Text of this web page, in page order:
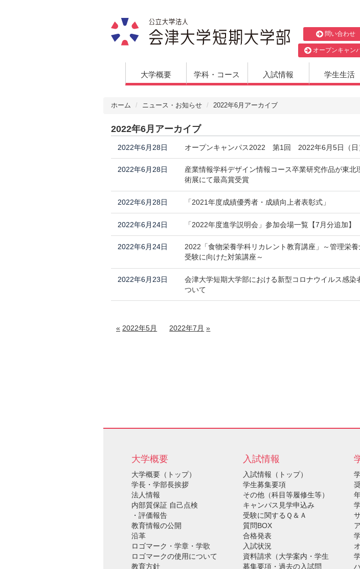
オープンキャン
問い合わせ
大学概要 学科・コース 入試情報 学生生活
ホーム ニュース・お知らせ 2022年6月アーカイブ
2022年6月アーカイブ
2022年6月28日 オープンキャンパス2022 第1回 2022年6月5日（日
2022年6月28日
産業情報学科デザイン情報コース卒業研究作品が東北
術展にて最高賞受賞
2022年6月28日 「2021年度成績優秀者・成績向上者表彰式」
2022年6月24日 「2022年度進学説明会」参加会場一覧【7月分追加】
2022年6月24日
2022「食物栄養学科リカレント教育講座」～管理栄
受験に向けた対策講座～
2022年6月23日
会津大学短期大学部における新型コロナウイルス感染
ついて
2022年5月 2022年7月
大学概要
大学概要（トップ）
学長・学部長挨拶
法人情報
内部質保証 自己点検
・評価報告
教育情報の公開
沿革
ロゴマーク・学章・学歌
ロゴマークの使用について
教育方針
入試情報
入試情報（トップ）
学生募集要項
その他（科目等履修生等）
キャンパス見学申込み
受験に関するＱ＆Ａ
質問BOX
合格発表
入試状況
資料請求（大学案内・学生
募集要項・過去の入試問